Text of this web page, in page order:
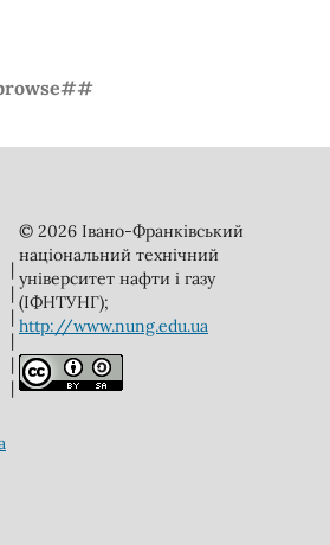
|
|
|
|
|
|
© 2026 Івано-Франківський
національний технічний
університет нафти і газу
(ІФНТУНГ);
http://www.nung.edu.ua